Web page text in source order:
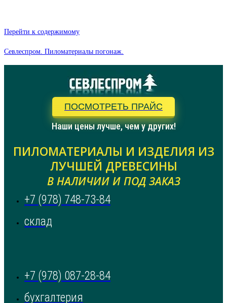
Перейти к содержимому
Севлеспром. Пиломатериалы погонаж.
ПОСМОТРЕТЬ ПРАЙС
Наши цены лучше, чем у других!
ПИЛОМАТЕРИАЛЫ И ИЗДЕЛИЯ ИЗ
ЛУЧШЕЙ ДРЕВЕСИНЫ
В НАЛИЧИИ И ПОД ЗАКАЗ
+7 (978) 748-73-84
склад
+7 (978) 087-28-84
бухгалтерия